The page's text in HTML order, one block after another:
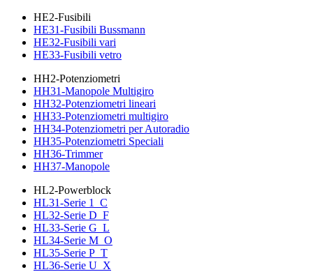
HE2-Fusibili
HE31-Fusibili Bussmann
HE32-Fusibili vari
HE33-Fusibili vetro
HH2-Potenziometri
HH31-Manopole Multigiro
HH32-Potenziometri lineari
HH33-Potenziometri multigiro
HH34-Potenziometri per Autoradio
HH35-Potenziometri Speciali
HH36-Trimmer
HH37-Manopole
HL2-Powerblock
HL31-Serie 1_C
HL32-Serie D_F
HL33-Serie G_L
HL34-Serie M_O
HL35-Serie P_T
HL36-Serie U_X